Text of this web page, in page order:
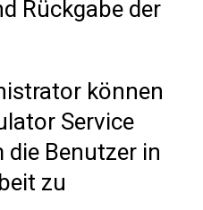
Rückgabe der
können
Service
Benutzer in
zu